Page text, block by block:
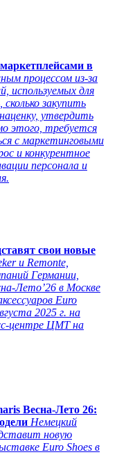
в
процессом из-за
используемых для
закупить
утвердить
этого, требуется
с маркетинговыми
и конкурентное
персонала и
свои новые
и Remonte,
Германии,
Лето’26 в Москве
Euro
2025 г. на
центре ЦМТ на
Весна-Лето 26:
Немецкий
новую
Euro Shoes в